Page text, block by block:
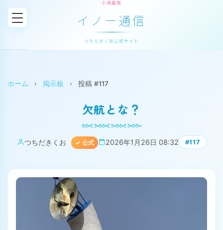
小浜島発
イノー通信
つちだきくお公式サイト
ホーム › 掲示板 › 投稿 #117
欠航とな？
つちだきくお ✓ 公式 2026年1月26日 08:32 #117